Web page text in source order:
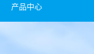
产品中心